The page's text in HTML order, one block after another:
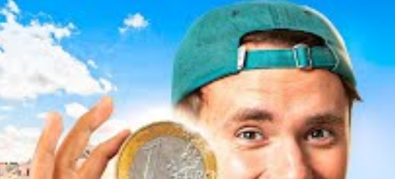
trains modernes, tels que ceux de la gammeTGV INOUIou
vous permettant de travailler ou de rester connecté en toute tranquillité.
de voyage
une expérience immersive, permettant de découvrir différentes régions et
: Des lignes comme leTrain des Merveilles ou laLigne des Cévennes
sur des sites emblématiques de France, renforçant l’attrait de votre